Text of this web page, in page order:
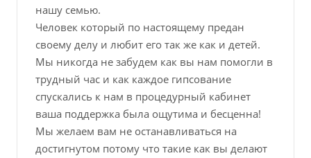
нашу семью.
Человек который по настоящему предан
своему делу и любит его так же как и детей.
Мы никогда не забудем как вы нам помогли в
трудный час и как каждое гипсование
спускались к нам в процедурный кабинет
ваша поддержка была ощутима и бесценна!
Мы желаем вам не останавливаться на
достигнутом потому что такие как вы делают